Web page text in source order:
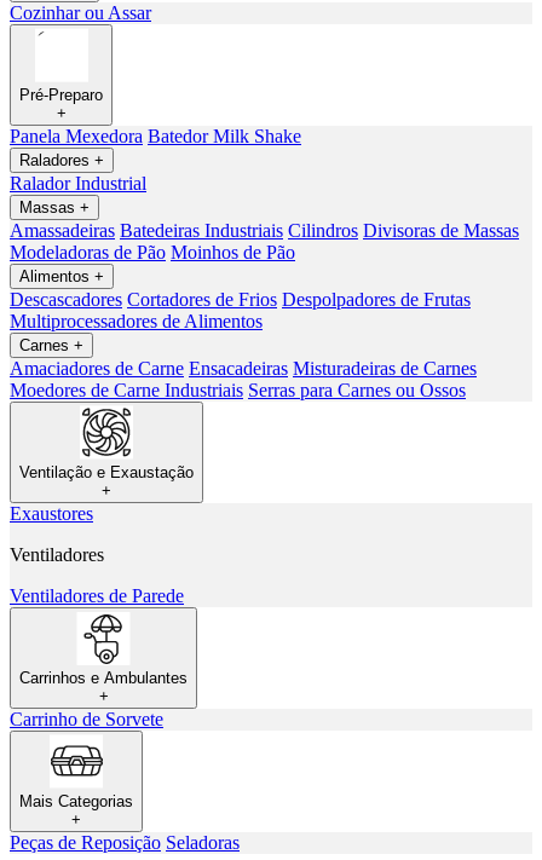
Cozinhar ou Assar
Pré-Preparo
+
Panela Mexedora Batedor Milk Shake
Raladores +
Ralador Industrial
Massas +
Amassadeiras Batedeiras Industriais Cilindros Divisoras de Massas
Modeladoras de Pão Moinhos de Pão
Alimentos +
Descascadores Cortadores de Frios Despolpadores de Frutas
Multiprocessadores de Alimentos
Carnes +
Amaciadores de Carne Ensacadeiras Misturadeiras de Carnes
Moedores de Carne Industriais Serras para Carnes ou Ossos
Ventilação e Exaustação
+
Exaustores
Ventiladores
Ventiladores de Parede
Carrinhos e Ambulantes
+
Carrinho de Sorvete
Mais Categorias
+
Peças de Reposição Seladoras